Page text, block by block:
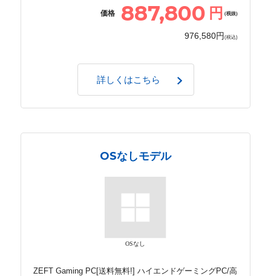
価格 887,800 円 (税抜)
976,580円 (税込)
詳しくはこちら
OSなしモデル
OSなし
ZEFT Gaming PC[送料無料!] ハイエンドゲーミングPC/高